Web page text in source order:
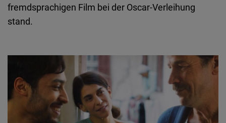
fremdsprachigen Film bei der Oscar-Verleihung
stand.